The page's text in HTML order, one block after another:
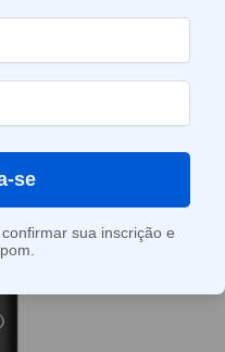
se
sua inscrição e